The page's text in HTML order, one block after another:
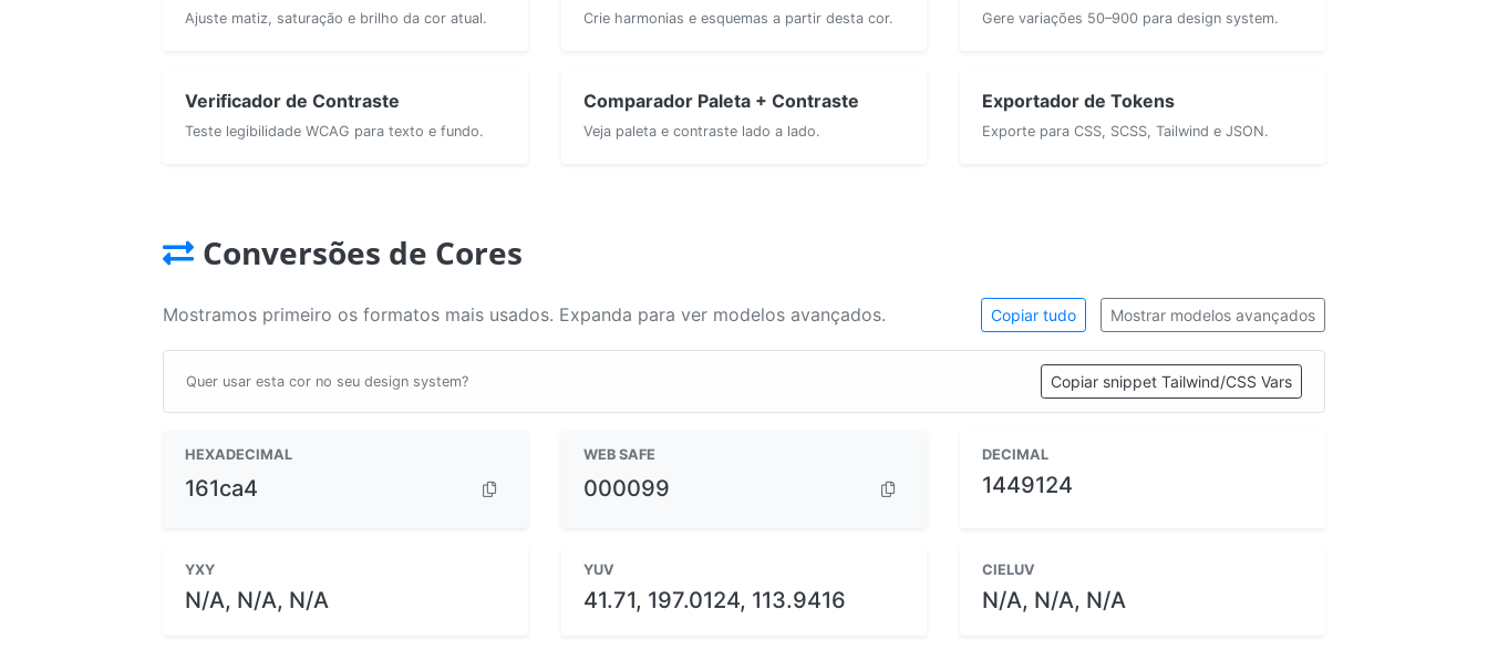
Ajuste matiz, saturação e brilho da cor atual. Crie harmonias e esquemas a partir desta cor. Gere variações 50–900 para design system.
Verificador de Contraste
Teste legibilidade WCAG para texto e fundo.
Comparador Paleta + Contraste
Veja paleta e contraste lado a lado.
Exportador de Tokens
Exporte para CSS, SCSS, Tailwind e JSON.
Conversões de Cores
Mostramos primeiro os formatos mais usados. Expanda para ver modelos avançados. Copiar tudo Mostrar modelos avançados
Quer usar esta cor no seu design system? Copiar snippet Tailwind/CSS Vars
HEXADECIMAL
161ca4
WEB SAFE
000099
DECIMAL
1449124
YXY
N/A, N/A, N/A
YUV
41.71, 197.0124, 113.9416
CIELUV
N/A, N/A, N/A